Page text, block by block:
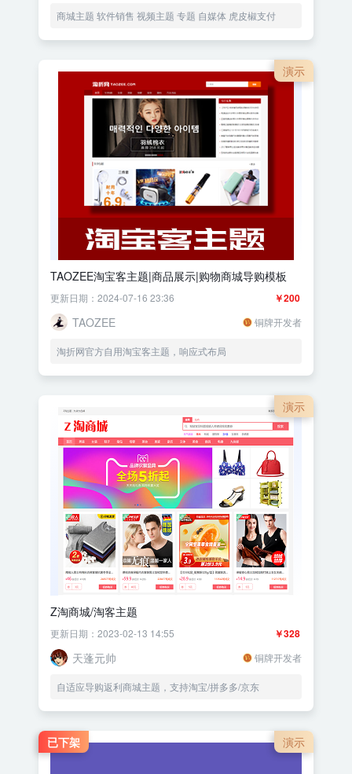
商城主题 软件销售 视频主题 专题 自媒体 虎皮椒支付
演示
TAOZEE淘宝客主题|商品展示|购物商城导购模板
￥200
更新日期：2024-07-16 23:36
TAOZEE 铜牌开发者
淘折网官方自用淘宝客主题，响应式布局
演示
Z淘商城/淘客主题
￥328
更新日期：2023-02-13 14:55
天蓬元帅 铜牌开发者
自适应导购返利商城主题，支持淘宝/拼多多/京东
演示
已下架